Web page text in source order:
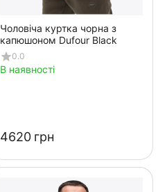
Чоловіча куртка чорна з
капюшоном Dufour Black
0.0
В наявності
‍4620‍ грн